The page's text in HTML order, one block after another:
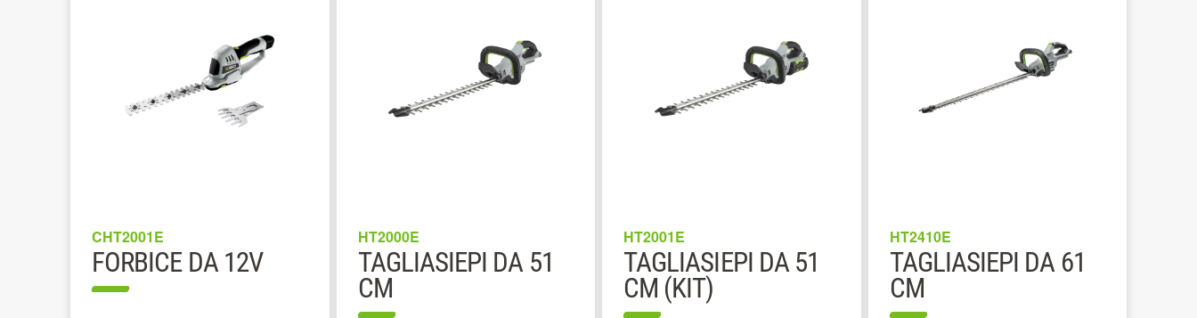
CHT2001E
FORBICE DA 12V
HT2000E
TAGLIASIEPI DA 51
CM
HT2001E
TAGLIASIEPI DA 51
CM (KIT)
HT2410E
TAGLIASIEPI DA 61
CM